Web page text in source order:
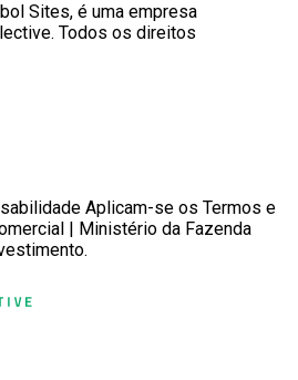
Sites, é uma empresa
Todos os direitos
Aplicam-se os Termos e
| Ministério da Fazenda